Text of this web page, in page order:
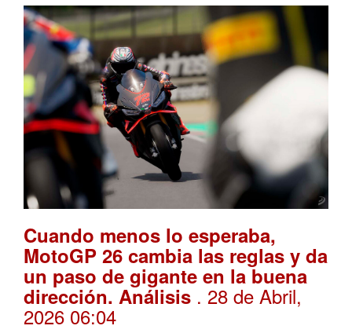
Cuando menos lo esperaba,
MotoGP 26 cambia las reglas y da
un paso de gigante en la buena
dirección. Análisis . 28 de Abril,
2026 06:04